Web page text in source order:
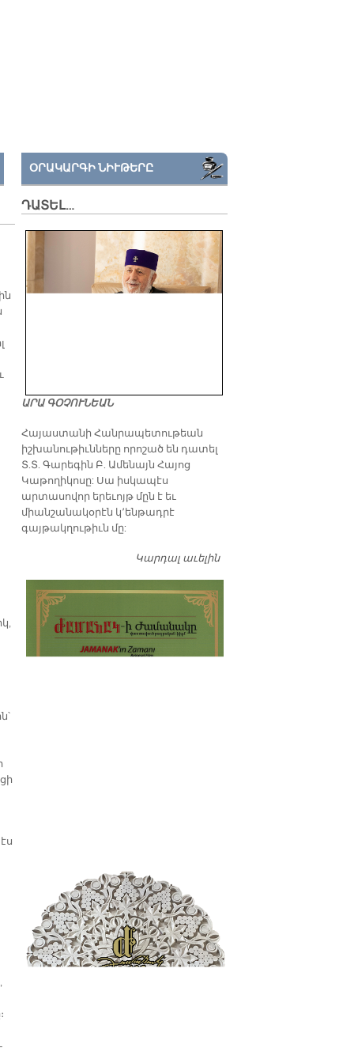
ՕՐԱԿԱՐԳԻ ՆԻՒԹԵՐԸ
ԴԱՏԵԼ…
ԱՐԱ ԳՕՉՈՒՆԵԱՆ
​Հայաստանի Հանրապետութեան
իշխանութիւնները որոշած են դատել
Տ.Տ. Գարեգին Բ. Ամենայն Հայոց
Կաթողիկոսը: Սա իսկապէս
արտասովոր երեւոյթ մըն է եւ
միանշանակօրէն կ՚ենթադրէ
գայթակղութիւն մը:
Կարդալ աւելինԴատել…